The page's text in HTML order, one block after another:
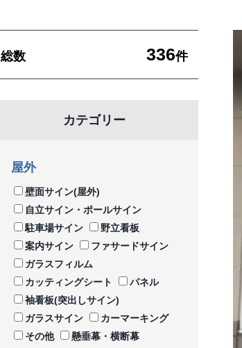
総数 336件
カテゴリー
屋外
壁面サイン(屋外)
自立サイン・ポールサイン
駐車場サイン
野立看板
案内サイン
ファサードサイン
ガラスフィルム
カッティングシート
パネル
袖看板(突出しサイン)
ガラスサイン
カーマーキング
その他
懸垂幕・横断幕